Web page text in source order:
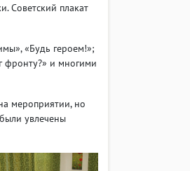
Советский плакат
«Будь героем!»;
фронту?» и многими
мероприятии, но
увлечены